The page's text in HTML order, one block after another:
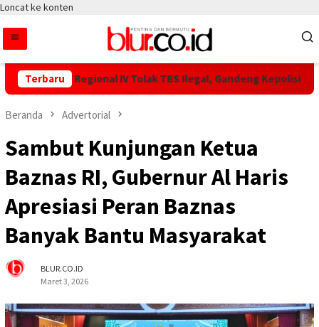
Loncat ke konten
Terbaru
IV Regional IV Tolak TBS Ilegal, Gandeng Kepolisian
Beranda Advertorial
Sambut Kunjungan Ketua
Baznas RI, Gubernur Al Haris
Apresiasi Peran Baznas
Banyak Bantu Masyarakat
BLUR.CO.ID
Maret 3, 2026